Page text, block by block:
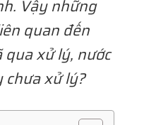
Vậy những
quan đến
xử lý, nước
xử lý?